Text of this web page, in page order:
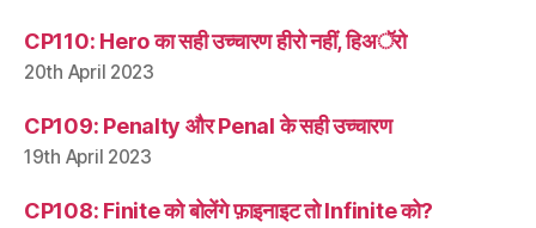
CP110: Hero का सही उच्चारण हीरो नहीं, हिअॅरो
20th April 2023
CP109: Penalty और Penal के सही उच्चारण
19th April 2023
CP108: Finite को बोलेंगे फ़ाइनाइट तो Infinite को?